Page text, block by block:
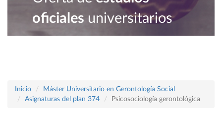
oficiales universitarios
Inicio
Máster Universitario en Gerontología Social
Asignaturas del plan 374
Psicosociología gerontológica